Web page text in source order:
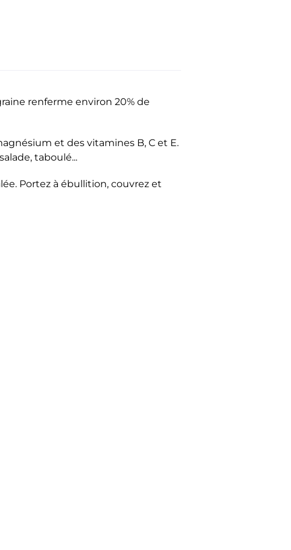
renferme environ 20% de
et des vitamines B, C et E.
taboulé...
Portez à ébullition, couvrez et